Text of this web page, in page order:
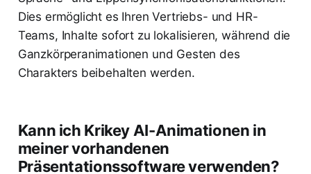
Dies ermöglicht es Ihren Vertriebs- und HR-
Teams, Inhalte sofort zu lokalisieren, während die
Ganzkörperanimationen und Gesten des
Charakters beibehalten werden.
Kann ich Krikey AI-Animationen in
meiner vorhandenen
Präsentationssoftware verwenden?